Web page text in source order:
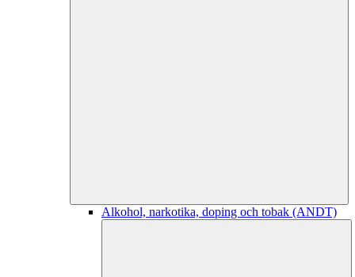
Alkohol, narkotika, doping och tobak (ANDT)